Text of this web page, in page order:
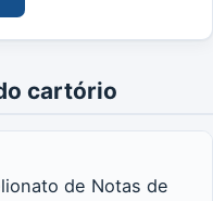
cartório
de Notas de